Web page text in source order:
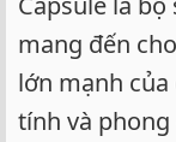
mang đến
lớn mạnh
tính và